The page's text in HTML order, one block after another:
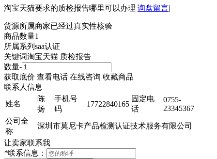
淘宝天猫要求的质检报告哪里可以办理 询盘留言|
货源所属商家已经过真实性核验
商品数量1
所属系列 saa认证
关键词淘宝天猫 质检报告
数量-
获取底价 查看电话 在线咨询 收藏商品
联系人信息
姓名
陈
扬
手机号
码
17722840165
固定电
话
0755-
23345367
公司全
称
深圳市莫尼卡产品检测认证技术服务有限公司
让卖家联系我
*联系信息：